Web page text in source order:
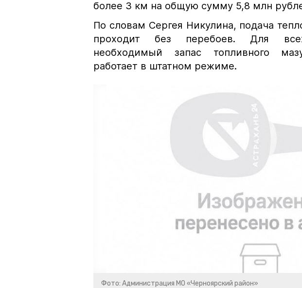
более 3 км на общую сумму 5,8 млн
По словам Сергея Никулина, подача
проходит без перебоев. Для
необходимый запас топливного
работает в штатном режиме.
Фото: Администрация МО «Черноярский район»